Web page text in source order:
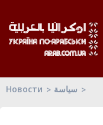
Новости سياسة